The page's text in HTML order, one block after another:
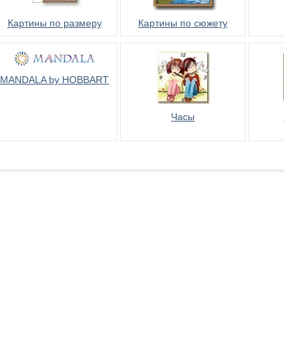
Картины по размеру Картины по сюжету
MANDALA by HOBBART
Часы